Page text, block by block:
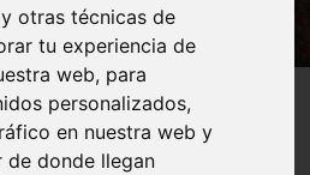
otras técnicas de
tu experiencia de
web, para
personalizados,
en nuestra web y
de donde llegan
Historia Archivos